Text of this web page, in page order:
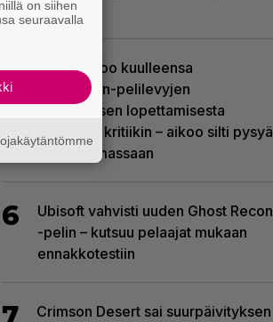
saataville
5
Sony kertoo kuulleensa
PlayStation-pelilevyjen
valmistuksen lopettamisesta
nousseen kritiikin – aikoo silti pysyä
suunnitelmassaan
6
Ubisoft vahvisti uuden Ghost Recon
-pelin – kutsuu pelaajat mukaan
ennakkotestiin
Crimson Desert sai suurpäivityksen
on siihen
seuraavalla